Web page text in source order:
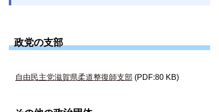
政党の支部
自由民主党滋賀県柔道整復師支部 (PDF:80 KB)